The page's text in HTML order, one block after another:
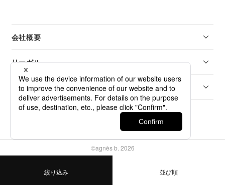
絞り込み 並び順
会社概要
リーガル
カスタマーサービス
©agnès b. 2026